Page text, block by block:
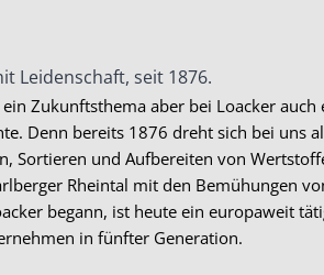
Leidenschaft, seit 1876.
ein Zukunftsthema aber bei Loacker auch
Denn bereits 1876 dreht sich bei uns
Sortieren und Aufbereiten von
Rheintal mit den Bemühungen
begann, ist heute ein europaweit
in fünfter Generation.